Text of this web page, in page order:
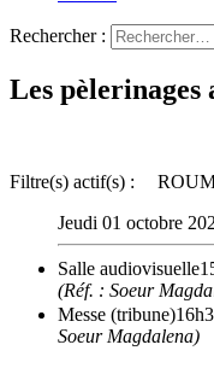
Rechercher :
Les pèlerinages
Filtre(s) actif(s) :
Jeudi 01 octobre
Salle audiovisuelle
(Réf. : Soeur
Messe (tribune)
Soeur Magdalena)